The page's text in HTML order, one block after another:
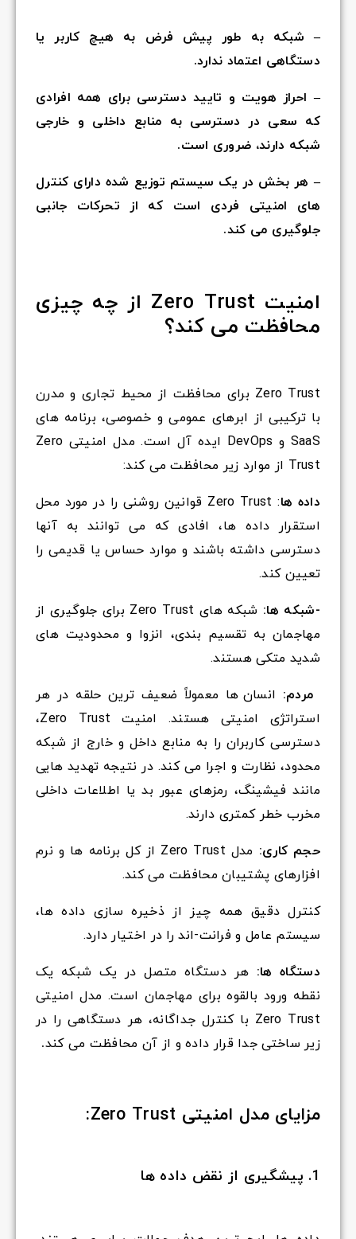
– شبکه به طور پیش فرض به هیچ کاربر یا
دستگاهی اعتماد ندارد.
– احراز هویت و تایید دسترسی برای همه افرادی
که سعی در دسترسی به منابع داخلی و خارجی
شبکه دارند، ضروری است.
– هر بخش در یک سیستم توزیع شده دارای کنترل
های امنیتی فردی است که از تحرکات جانبی
جلوگیری می کند.
امنیت Zero Trust از چه چیزی
محافظت می کند؟
Zero Trust برای محافظت از محیط تجاری و مدرن
با ترکیبی از ابرهای عمومی و خصوصی، برنامه های
SaaS و DevOps ایده آل است. مدل امنیتی Zero
Trust از موارد زیر محافظت می کند:
داده ها
: Zero Trust قوانین روشنی را در مورد محل
استقرار داده ها، افادی که می توانند به آنها
دسترسی داشته باشند و موارد حساس یا قدیمی را
تعیین کند.
-شبکه ها:
شبکه های Zero Trust برای جلوگیری از
مهاجمان به تقسیم بندی، انزوا و محدودیت های
شدید متکی هستند.
مردم: انسان ها معمولاً ضعیف ترین حلقه در هر
استراتژی امنیتی هستند. امنیت Zero Trust،
دسترسی کاربران را به منابع داخل و خارج از شبکه
محدود، نظارت و اجرا می کند. در نتیجه تهدید هایی
مانند فیشینگ، رمزهای عبور بد یا اطلاعات داخلی
مخرب خطر کمتری دارند.
حجم کاری:
مدل Zero Trust از کل برنامه ها و نرم
افزارهای پشتیبان محافظت می کند.
کنترل دقیق همه چیز از ذخیره سازی داده ها،
سیستم عامل و فرانت-اند را در اختیار دارد.
دستگاه ها: هر دستگاه متصل در یک شبکه یک
نقطه ورود بالقوه برای مهاجمان است. مدل امنیتی
Zero Trust با کنترل جداگانه، هر دستگاهی را در
زیر ساختی جدا قرار داده و از آن محافظت می کند.
مزایای مدل امنیتی Zero Trust:
1. پیشگیری از نقض داده ها